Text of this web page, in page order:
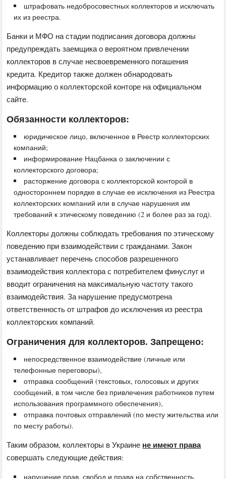
штрафовать недобросовестных коллекторов и исключать
их из реестра.
Банки и МФО на стадии подписания договора должны
предупреждать заемщика о вероятном привлечении
коллекторов в случае несвоевременного погашения
кредита. Кредитор также должен обнародовать
информацию о коллекторской конторе на официальном
сайте.
Обязанности коллекторов:
юридическое лицо, включенное в Реестр коллекторских
компаний;
информирование Нацбанка о заключении с
коллекторского договора;
расторжение договора с коллекторской конторой в
одностороннем порядке в случае ее исключения из Реестра
коллекторских компаний или в случае нарушения им
требований к этическому поведению (2 и более раз за год).
Коллекторы должны соблюдать требования по этическому
поведению при взаимодействии с гражданами. Закон
устанавливает перечень способов разрешенного
взаимодействия коллектора с потребителем финуслуг и
вводит ограничения на максимальную частоту такого
взаимодействия. За нарушение предусмотрена
ответственность от штрафов до исключения из реестра
коллекторских компаний.
Ограничения для коллекторов. Запрещено:
непосредственное взаимодействие (личные или
телефонные переговоры),
отправка сообщений (текстовых, голосовых и других
сообщений, в том числе без привлечения работников путем
использования программного обеспечения),
отправка почтовых отправлений (по месту жительства или
по месту работы).
Таким образом, коллекторы в Украине не имеют права
совершать следующие действия:
нарушение прав, свобод и права на собственность